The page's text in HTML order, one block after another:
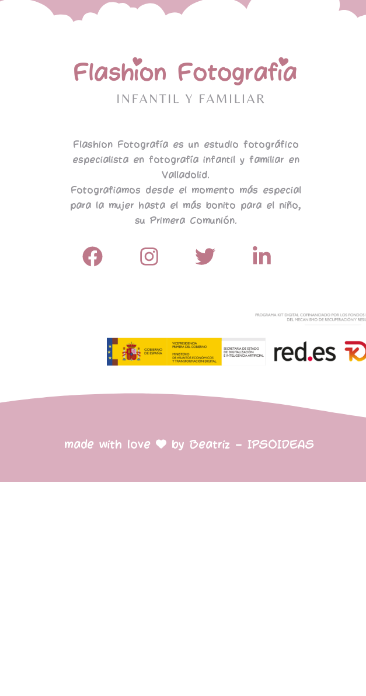
Flashion Fotografía es un estudio fotográfico
especialista en fotografía infantil y familiar en
Valladolid.
Fotografiamos desde el momento más especial
para la mujer hasta el más bonito para el niño,
su Primera Comunión.
made with love by Beatriz – IPSOIDEAS